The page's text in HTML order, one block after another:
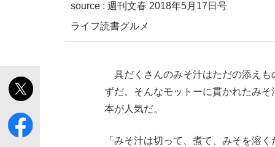
「最悪の空気のまま解散」WBC日本代表
私のあのとき、私のいま
source : 週刊文春 2018年5月17日号
ライフ読書グルメ
具だくさんのみそ汁はただの添えも
ずだ。そんなモットーに貫かれたみ
本が人気だ。
「みそ汁は切って、煮て、みそを溶